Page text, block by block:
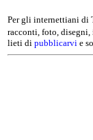
Per gli internettiani di
racconti, foto,
lieti di pubblicarvi e